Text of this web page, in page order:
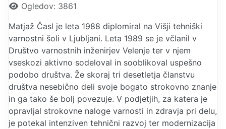
Ogledov: 3861
Matjaž Časl je leta 1988 diplomiral na Višji tehniški
varnostni šoli v Ljubljani. Leta 1989 se je včlanil v
Društvo varnostnih inženirjev Velenje ter v njem
vseskozi aktivno sodeloval in sooblikoval uspešno
podobo društva. Že skoraj tri desetletja članstvu
društva nesebično deli svoje bogato strokovno znanje
in ga tako še bolj povezuje. V podjetjih, za katera je
opravljal strokovne naloge varnosti in zdravja pri delu,
je potekal intenziven tehnični razvoj ter modernizacija